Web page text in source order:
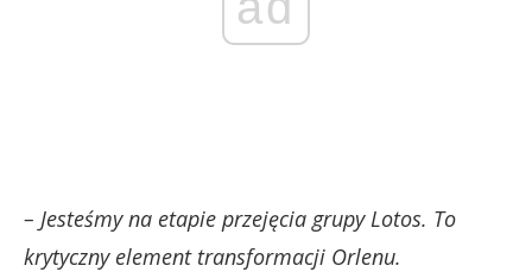
– Jesteśmy na etapie przejęcia grupy Lotos. To
krytyczny element transformacji Orlenu.